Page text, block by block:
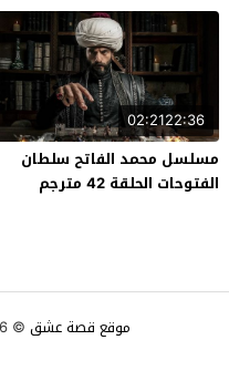
02:2122:36
مسلسل محمد الفاتح سلطان
الفتوحات الحلقة 42 مترجم
موقع قصة عشق © 2026 جميع الحقوق محفوظة.